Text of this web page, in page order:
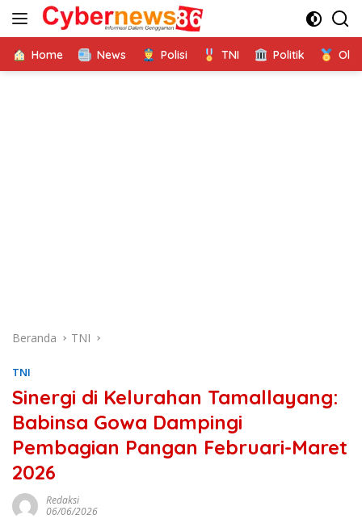
Langsung
Home News Polisi TNI Politik
Beranda TNI
TNI
Sinergi di Kelurahan Tamallayang:
Babinsa Gowa Dampingi
Pembagian Pangan Februari-Maret
2026
Redaksi
06/06/2026